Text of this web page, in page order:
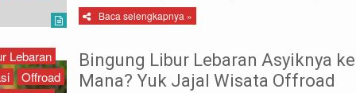
Baca selengkapnya »
Bingung Libur Lebaran Asyiknya ke
Mana? Yuk Jajal Wisata Offroad
Lebaran
Offroad